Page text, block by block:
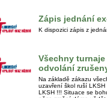
Zápis jednání
K dispozici zápis z
Všechny
odvolání
Na základě zákazu
uzavření škol ruší
LKSH !!! Situace se